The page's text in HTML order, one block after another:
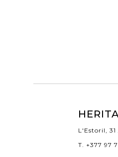
L'Estoril,
T. +377 97